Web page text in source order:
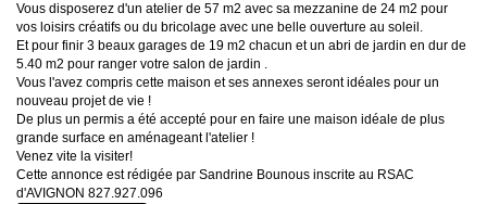
Vous disposerez d'un atelier de 57 m2 avec sa mezzanine de 24 m2 pour
vos loisirs créatifs ou du bricolage avec une belle ouverture au soleil.
Et pour finir 3 beaux garages de 19 m2 chacun et un abri de jardin en dur de
5.40 m2 pour ranger votre salon de jardin .
Vous l'avez compris cette maison et ses annexes seront idéales pour un
nouveau projet de vie !
De plus un permis a été accepté pour en faire une maison idéale de plus
grande surface en aménageant l'atelier !
Venez vite la visiter!
Cette annonce est rédigée par Sandrine Bounous inscrite au RSAC
d'AVIGNON 827.927.096